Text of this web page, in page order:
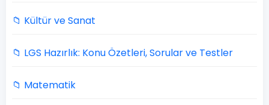
📁 Kültür ve Sanat
📁 LGS Hazırlık: Konu Özetleri, Sorular ve Testler
📁 Matematik